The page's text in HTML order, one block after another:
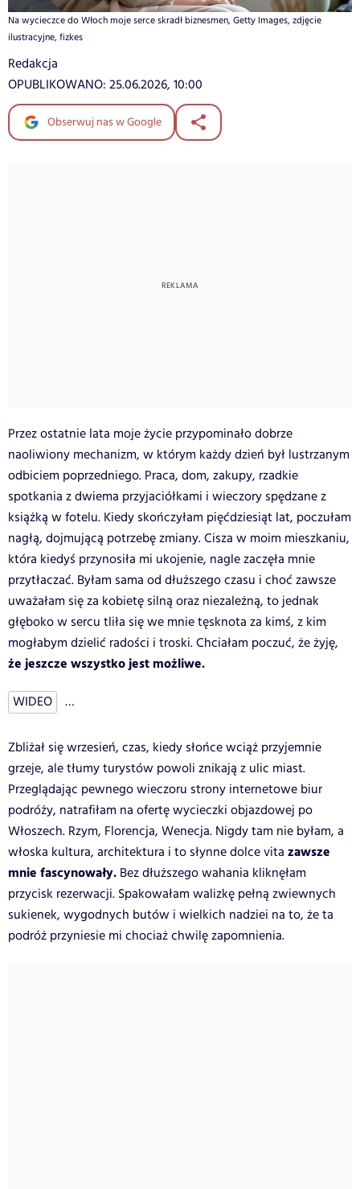
Na wycieczce do Włoch moje serce skradł biznesmen, Getty Images, zdjęcie
ilustracyjne, fizkes
Redakcja
OPUBLIKOWANO: 25.06.2026, 10:00
Obserwuj nas w Google
Przez ostatnie lata moje życie przypominało dobrze
naoliwiony mechanizm, w którym każdy dzień był lustrzanym
odbiciem poprzedniego. Praca, dom, zakupy, rzadkie
spotkania z dwiema przyjaciółkami i wieczory spędzane z
książką w fotelu. Kiedy skończyłam pięćdziesiąt lat, poczułam
nagłą, dojmującą potrzebę zmiany. Cisza w moim mieszkaniu,
która kiedyś przynosiła mi ukojenie, nagle zaczęła mnie
przytłaczać. Byłam sama od dłuższego czasu i choć zawsze
uważałam się za kobietę silną oraz niezależną, to jednak
głęboko w sercu tliła się we mnie tęsknota za kimś, z kim
mogłabym dzielić radości i troski. Chciałam poczuć, że żyję,
że jeszcze wszystko jest możliwe.
WIDEO …
Zbliżał się wrzesień, czas, kiedy słońce wciąż przyjemnie
grzeje, ale tłumy turystów powoli znikają z ulic miast.
Przeglądając pewnego wieczoru strony internetowe biur
podróży, natrafiłam na ofertę wycieczki objazdowej po
Włoszech. Rzym, Florencja, Wenecja. Nigdy tam nie byłam, a
włoska kultura, architektura i to słynne dolce vita zawsze
mnie fascynowały. Bez dłuższego wahania kliknęłam
przycisk rezerwacji. Spakowałam walizkę pełną zwiewnych
sukienek, wygodnych butów i wielkich nadziei na to, że ta
podróż przyniesie mi chociaż chwilę zapomnienia.